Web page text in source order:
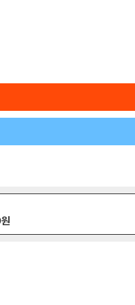
원